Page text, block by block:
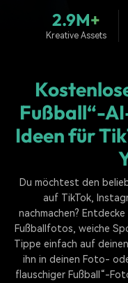
Creator
Monetarisierungs-
Blog
Kunden Erfolg haben
2.9M+
Kreative Assets
Fußball“-
Ideen für
Du möchtest den
auf TikTok,
nachmachen?
Fußballfotos, weiche
Tippe einfach auf
ihn in deinen Foto-
flauschiger Fußball“-